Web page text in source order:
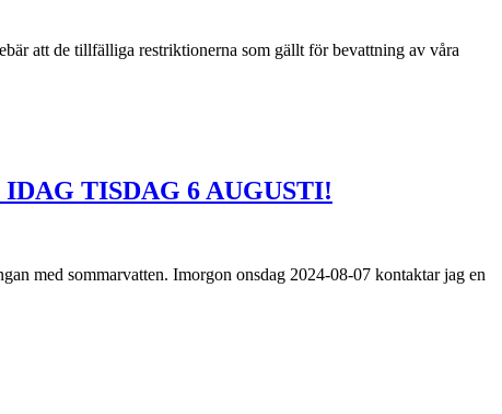
att de tillfälliga restriktionerna som gällt för bevattning av våra
TISDAG 6 AUGUSTI!
med sommarvatten. Imorgon onsdag 2024-08-07 kontaktar jag en